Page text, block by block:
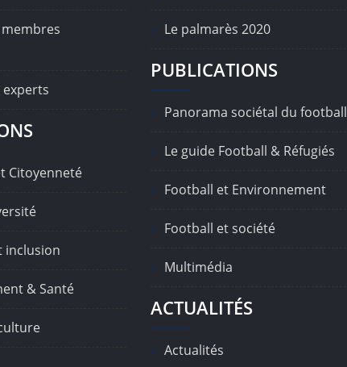
Citoyenneté
inclusion
& Santé
Le palmarès 2020
PUBLICATIONS
Panorama sociétal du football
Le guide Football & Réfugiés
Football et Environnement
Football et société
Multimédia
ACTUALITÉS
Actualités